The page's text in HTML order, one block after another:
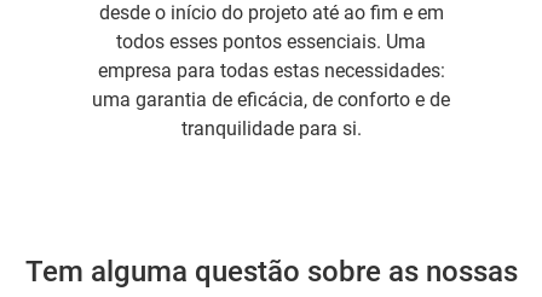
desde o início do projeto até ao fim e em
todos esses pontos essenciais. Uma
empresa para todas estas necessidades:
uma garantia de eficácia, de conforto e de
tranquilidade para si.
Tem alguma questão sobre as nossas